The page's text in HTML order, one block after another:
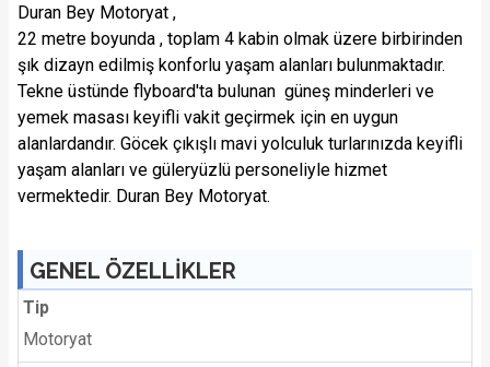
Duran Bey Motoryat ,
22 metre boyunda , toplam 4 kabin olmak üzere birbirinden
şık dizayn edilmiş konforlu yaşam alanları bulunmaktadır.
Tekne üstünde flyboard'ta bulunan güneş minderleri ve
yemek masası keyifli vakit geçirmek için en uygun
alanlardandır. Göcek çıkışlı mavi yolculuk turlarınızda keyifli
yaşam alanları ve güleryüzlü personeliyle hizmet
vermektedir. Duran Bey Motoryat.
GENEL ÖZELLİKLER
Tip
Motoryat